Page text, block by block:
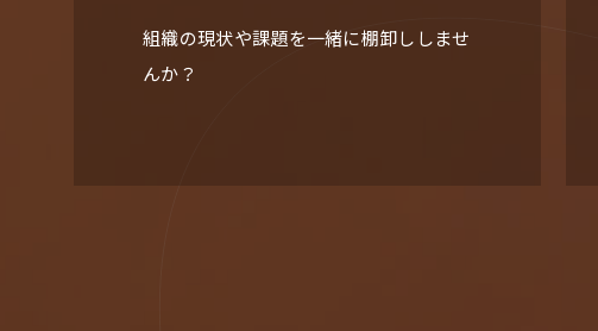
組織の現状や課題を一緒に棚卸ししませ
んか？